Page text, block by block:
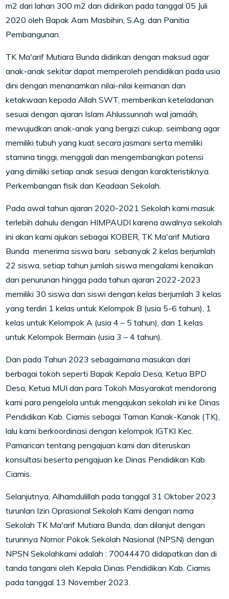
m2 dari lahan 300 m2 dan didirikan pada tanggal 05 Juli
2020 oleh Bapak Aam Masbihin, S.Ag. dan Panitia
Pembangunan.
TK Ma'arif Mutiara Bunda didirikan dengan maksud agar
anak-anak sekitar dapat memperoleh pendidikan pada usia
dini dengan menanamkan nilai-nilai keimanan dan
ketakwaan kepada Allah SWT, memberikan keteladanan
sesuai dengan ajaran Islam Ahlussunnah wal jamaáh,
mewujudkan anak-anak yang bergizi cukup, seimbang agar
memiliki tubuh yang kuat secara jasmani serta memiliki
stamina tinggi, menggali dan mengembangkan potensi
yang dimiliki setiap anak sesuai dengan karakteristiknya.
Perkembangan fisik dan Keadaan Sekolah.
Pada awal tahun ajaran 2020-2021 Sekolah kami masuk
terlebih dahulu dengan HIMPAUDI karena awalnya sekolah
ini akan kami ajukan sebagai KOBER, TK Ma'arif Mutiara
Bunda menerima siswa baru sebanyak 2 kelas berjumlah
22 siswa, setiap tahun jumlah siswa mengalami kenaikan
dan penurunan hingga pada tahun ajaran 2022-2023
memiliki 30 siswa dan siswi dengan kelas berjumlah 3 kelas
yang terdiri 1 kelas untuk Kelompok B (usia 5-6 tahun), 1
kelas untuk Kelompok A (usia 4 – 5 tahun), dan 1 kelas
untuk Kelompok Bermain (usia 3 – 4 tahun).
Dan pada Tahun 2023 sebagaimana masukan dari
berbagai tokoh seperti Bapak Kepala Desa, Ketua BPD
Desa, Ketua MUI dan para Tokoh Masyarakat mendorong
kami para pengelola untuk mengajukan sekolah ini ke Dinas
Pendidikan Kab. Ciamis sebagai Taman Kanak-Kanak (TK),
lalu kami berkoordinasi dengan kelompok IGTKI Kec.
Pamarican tentang pengajuan kami dan diteruskan
konsultasi beserta pengajuan ke Dinas Pendidikan Kab.
Ciamis.
Selanjutnya, Alhamdulillah pada tanggal 31 Oktober 2023
turunlan Izin Oprasional Sekolah Kami dengan nama
Sekolah TK Ma'arif Mutiara Bunda, dan dilanjut dengan
turunnya Nomor Pokok Sekolah Nasional (NPSN) dengan
NPSN Sekolahkami adalah : 70044470 didapatkan dan di
tanda tangani oleh Kepala Dinas Pendidikan Kab. Ciamis
pada tanggal 13 November 2023.